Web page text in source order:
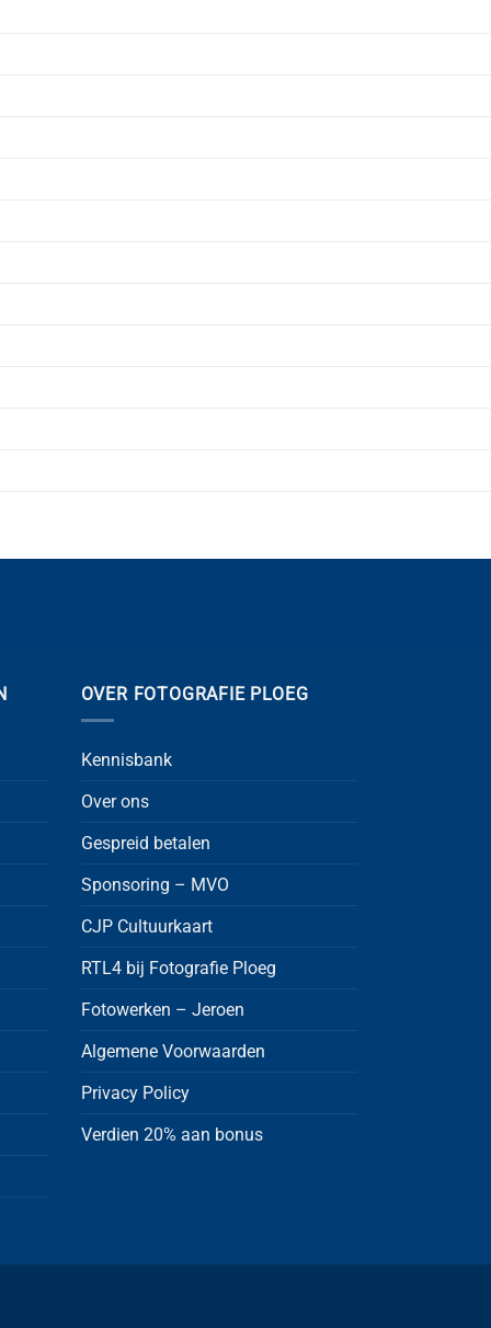
OVER FOTOGRAFIE PLOEG
Kennisbank
Over ons
Gespreid betalen
Sponsoring – MVO
CJP Cultuurkaart
RTL4 bij Fotografie Ploeg
Fotowerken – Jeroen
Algemene Voorwaarden
Privacy Policy
Verdien 20% aan bonus